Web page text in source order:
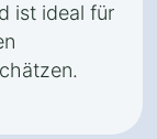
ist ideal für